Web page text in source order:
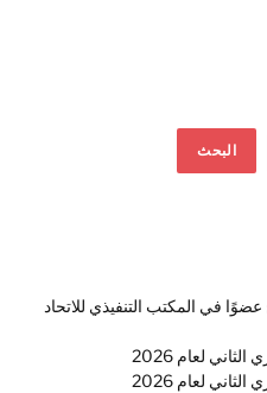
البحث
في المكتب التنفيذي للاتحاد
لعام 2026
لعام 2026